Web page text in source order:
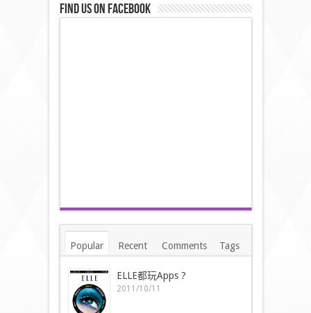
Find us on Facebook
Popular Recent Comments Tags
ELLE都玩Apps ?
2011/10/11